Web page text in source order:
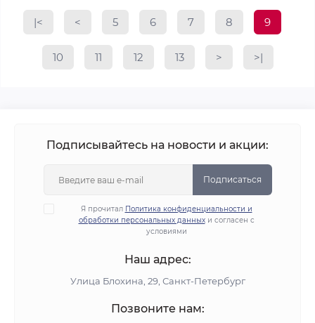
|< < 5 6 7 8 9
10 11 12 13 > >|
Подписывайтесь на новости и акции:
Подписаться
Я прочитал Политика конфиденциальности и
обработки персональных данныхи согласен с
условиями
Наш адрес:
Улица Блохина, 29, Санкт-Петербург
Позвоните нам: